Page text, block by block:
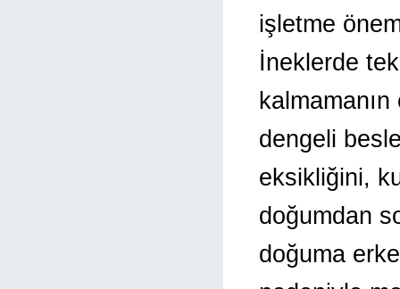
işletme
İneklerde
dengeli
eksikliğini,
doğumdan
doğuma